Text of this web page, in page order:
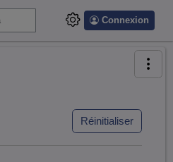
Connexion
Réinitialiser